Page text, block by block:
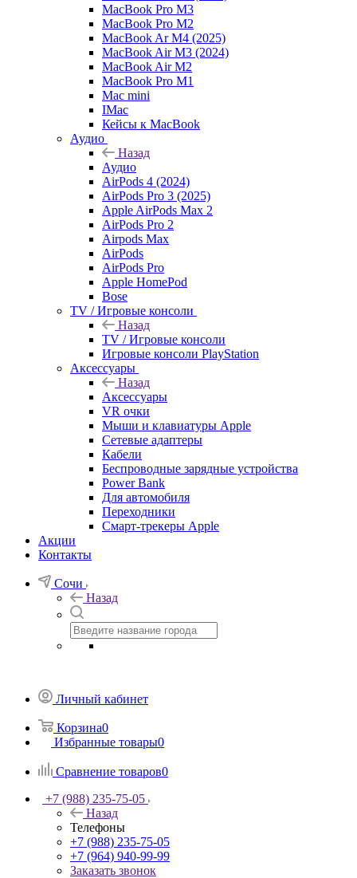
MacBook Pro M3
MacBook Pro M2
MacBook Ar M4 (2025)
MacBook Air M3 (2024)
MacBook Air M2
MacBook Pro M1
Mac mini
IMac
Кейсы к MacBook
Аудио
Назад
Аудио
AirPods 4 (2024)
AirPods Pro 3 (2025)
Apple AirPods Max 2
AirPods Pro 2
Airpods Max
AirPods
AirPods Pro
Apple HomePod
Bose
TV / Игровые консоли
Назад
TV / Игровые консоли
Игровые консоли PlayStation
Аксессуары
Назад
Аксессуары
VR очки
Мыши и клавиатуры Apple
Сетевые адаптеры
Кабели
Беспроводные зарядные устройства
Power Bank
Для автомобиля
Переходники
Смарт-трекеры Apple
Акции
Контакты
Сочи
Назад
Личный кабинет
Корзина0
Избранные товары0
Сравнение товаров0
+7 (988) 235-75-05
Назад
Телефоны
+7 (988) 235-75-05
+7 (964) 940-99-99
Заказать звонок